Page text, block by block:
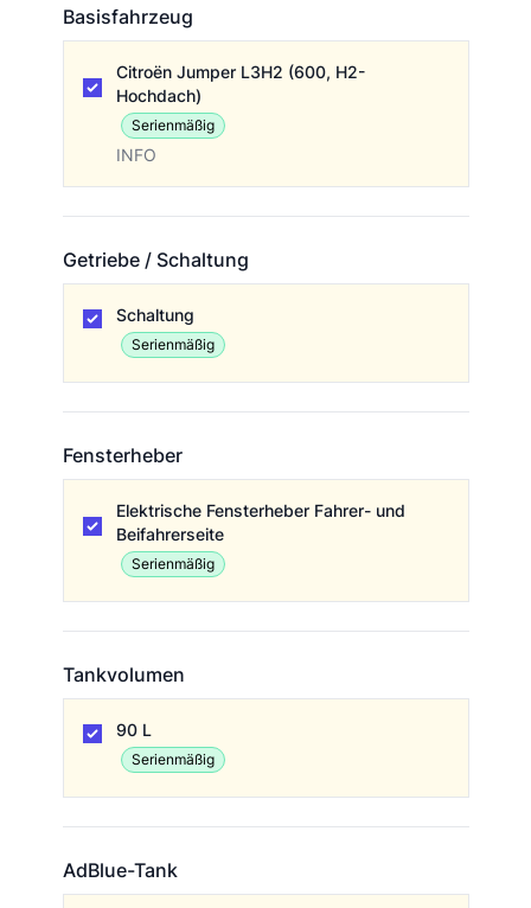
Basisfahrzeug
Citroën Jumper L3H2 (600, H2-
Hochdach)
Serienmäßig
INFO
Getriebe / Schaltung
Schaltung
Serienmäßig
Fensterheber
Elektrische Fensterheber Fahrer- und
Beifahrerseite
Serienmäßig
Tankvolumen
90 L
Serienmäßig
AdBlue-Tank